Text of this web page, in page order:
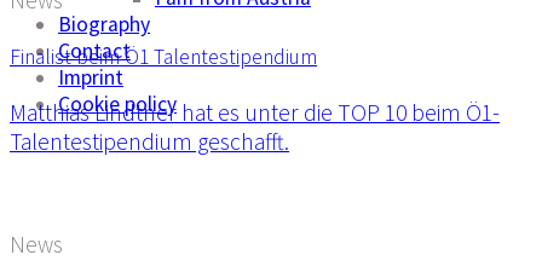
Biography
Contact
Imprint
Cookie policy
Finalist beim Ö1 Talentestipendium
Matthias Lindtner hat es unter die TOP 10 beim Ö1-
Talentestipendium geschafft.
News